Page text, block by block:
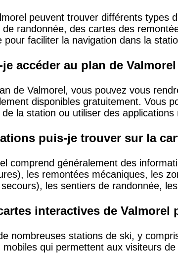
peuvent trouver différents types
randonnée, des cartes des
pour faciliter la navigation dans la
accéder au plan de
de Valmorel, vous pouvez vous
disponibles gratuitement. Vous
la station ou utiliser des applications
puis-je trouver sur la
comprend généralement des
les remontées mécaniques, les
les sentiers de randonnée,
interactives de
nombreuses stations de ski, y
mobiles qui permettent aux visiteurs